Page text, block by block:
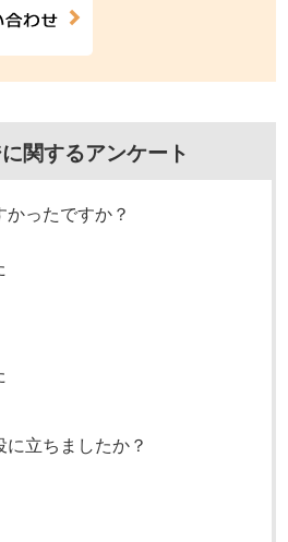
関するアンケート
かったですか？
に立ちましたか？